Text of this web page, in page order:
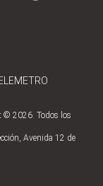
© 2026. Todos los
Avenida 12 de